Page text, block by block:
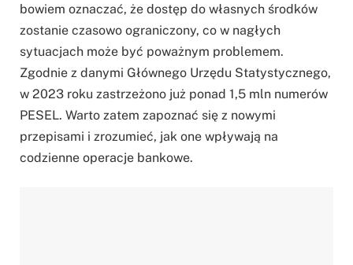
bowiem oznaczać, że dostęp do własnych środków
zostanie czasowo ograniczony, co w nagłych
sytuacjach może być poważnym problemem.
Zgodnie z danymi Głównego Urzędu Statystycznego,
w 2023 roku zastrzeżono już ponad 1,5 mln numerów
PESEL. Warto zatem zapoznać się z nowymi
przepisami i zrozumieć, jak one wpływają na
codzienne operacje bankowe.